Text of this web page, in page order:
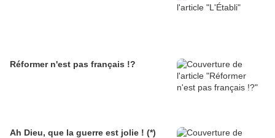
Réformer n'est pas français !?
Ah Dieu, que la guerre est jolie ! (*)